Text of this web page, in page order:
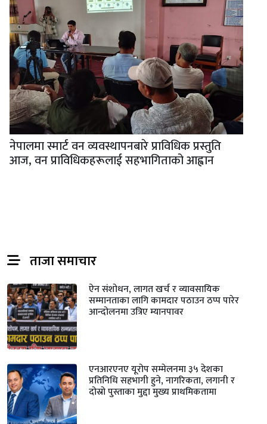
नेपालमा स्मार्ट वन व्यवस्थापनबारे प्राविधिक प्रस्तुति
आज, वन प्राविधिकहरूलाई सहभागिताको आह्वान
ताजा समाचार
ऐन संशोधन, लागत खर्च र व्यावसायिक
सम्मानताका लागि कामदार पठाउन ठप्प पारेर
आन्दोलनमा उत्रिए म्यानपावर
एनआरएनए यूरोप सम्मेलनमा ३५ देशका
प्रतिनिधि सहभागी हुने, नागरिकता, लगानी र
दोस्रो पुस्ताका मुद्दा मुख्य प्राथमिकतामा